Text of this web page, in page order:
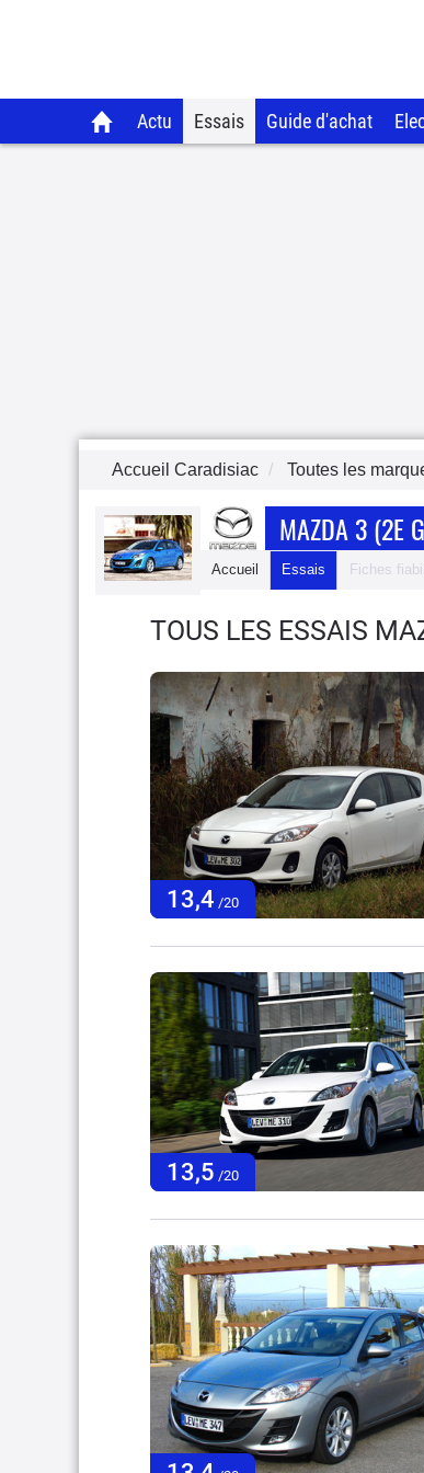
Actu Essais Guide d'achat
Accueil Caradisiac Toutes les
MAZDA 3 (2E
Accueil Essais Fiches
TOUS LES ESSAIS
13,4 /20
13,5 /20